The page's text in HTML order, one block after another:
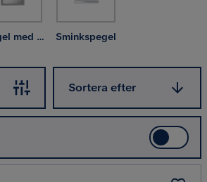
kitschig romantisk stil.
Spegel med belysning Sminkspegel
Sortera efter